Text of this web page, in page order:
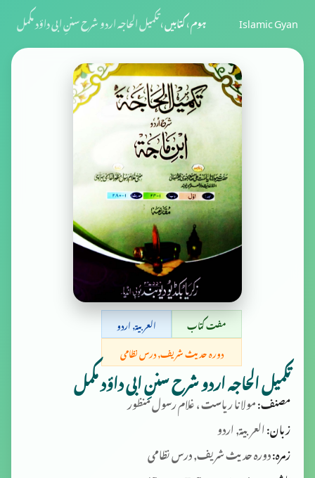
Islamic Gyan ہوم›کتابیں›تکمیل الحاجہ اردو شرح سننِ ابی داؤد مکمل
مفت کتاب
العربية, اردو
دورہ حدیث شریف, درس نظامی
تکمیل الحاجہ اردو شرح سننِ ابی داؤد مکمل
مصنف:مولانا ریاست ، غلام رسول منظور
زبان:العربية, اردو
زمرہ:دورہ حدیث شریف, درس نظامی